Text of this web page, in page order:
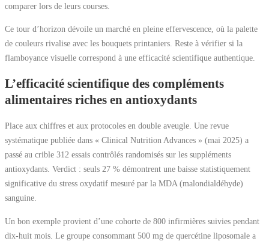
comparer lors de leurs courses.
Ce tour d’horizon dévoile un marché en pleine effervescence, où la palette
de couleurs rivalise avec les bouquets printaniers. Reste à vérifier si la
flamboyance visuelle correspond à une efficacité scientifique authentique.
L’efficacité scientifique des compléments
alimentaires riches en antioxydants
Place aux chiffres et aux protocoles en double aveugle. Une revue
systématique publiée dans « Clinical Nutrition Advances » (mai 2025) a
passé au crible 312 essais contrôlés randomisés sur les suppléments
antioxydants. Verdict : seuls 27 % démontrent une baisse statistiquement
significative du stress oxydatif mesuré par la MDA (malondialdéhyde)
sanguine.
Un bon exemple provient d’une cohorte de 800 infirmières suivies pendant
dix-huit mois. Le groupe consommant 500 mg de quercétine liposomale a